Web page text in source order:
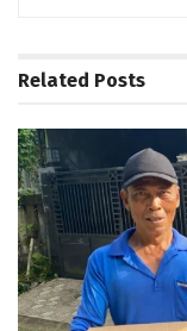
Related Posts